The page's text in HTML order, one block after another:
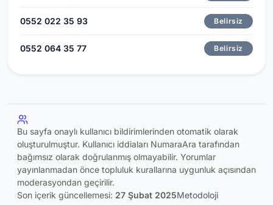
0552 022 35 93 Belirsiz
0552 064 35 77 Belirsiz
Bu sayfa onaylı kullanıcı bildirimlerinden otomatik olarak
oluşturulmuştur. Kullanıcı iddiaları NumaraAra tarafından
bağımsız olarak doğrulanmış olmayabilir. Yorumlar
yayınlanmadan önce topluluk kurallarına uygunluk açısından
moderasyondan geçirilir.
Son içerik güncellemesi: 27 Şubat 2025Metodoloji